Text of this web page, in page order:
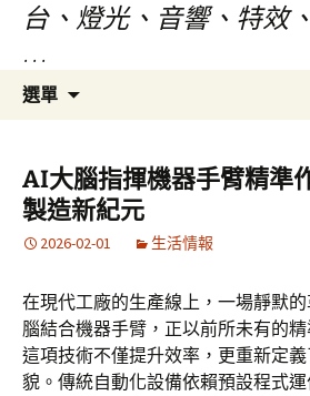
台、燈光、音響、特效
…
選單
要
內
容
AI大腦指揮機器手臂精準
製造新紀元
2026-02-01 生活情報
在現代工廠的生產線上，一場靜默
腦結合機器手臂，正以前所未有的
這項技術不僅提升效率，更重新定
貌。傳統自動化設備依賴預設程式